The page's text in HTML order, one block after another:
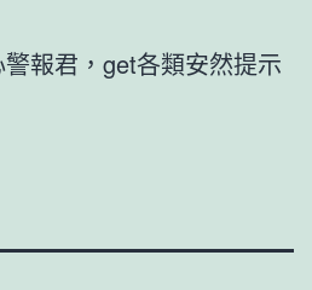
報君，get各類安然提示